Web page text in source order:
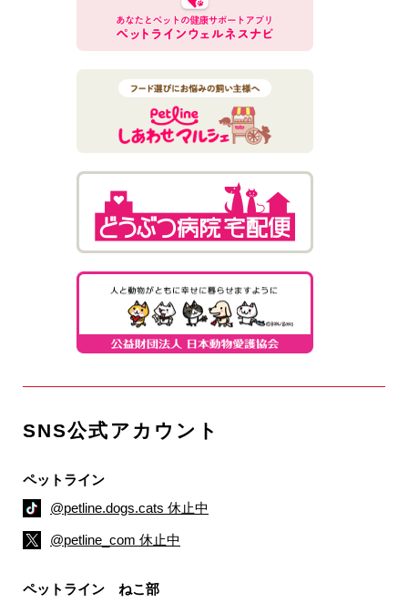
SNS公式アカウント
ペットライン
@petline.dogs.cats 休止中
@petline_com 休止中
ペットライン ねこ部